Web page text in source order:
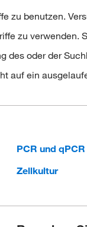
zu benutzen.
zu verwenden.
des oder der
auf ein
PCR und qPCR
Zellkultur